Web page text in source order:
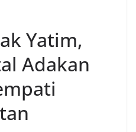
Yatim,
Adakan